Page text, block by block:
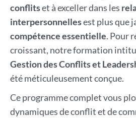
conflitset à exceller dans les
interpersonnellesest plus que
compétence essentielle. Pour
croissant, notre formation
Gestion des Conflits et
été méticuleusement conçue.
Ce programme complet vous
dynamiques de conflit et de